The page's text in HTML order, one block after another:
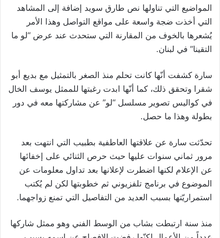
المواضيع التي تناولها نص طارق سويد إضافة إلى المشاهد
التي أخذت ضجة واسعة على مواقع التواصل وهذا الأمر
يُشعرها بالخوف من المقارنة التي ستحدث عند عرض “لو ما
التقينا” في لبنان.
سارة كشفت أنّها كانت تحلم منذ الصغر بالتمثيل مع بديع أبو
شقرا وتحقق ذلك، كما أنّها ابدت رغبتها للممثل يوسف الخال
في كواليس تصوير مسلسل “لو” عن مشاركتها معه في دور
بطولة وهذا ما حصل.
تحدّثت سارة عن علاقتها العاطفية بطبيب التي انتهت بعد
مرور ثماني سنوات عليها حيث حرص الثنائي على إخفائها
عن الإعلام لكنها اضطرت لإعلانها بعد تداول معلومات عن
الموضوع في برنامج تلفزيوني ثم خطوبتها لكن لم يُكتب
استمراريّتها بسبب العديد من التفاصيل التي تمنع زواجهما.
منذ سنة ارتبطت بشاب من الوسط الفني وهو ممثل شاركها